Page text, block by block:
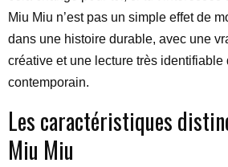
Miu Miu n’est pas un simple effet de
dans une histoire durable, avec une
créative et une lecture très identifiable
contemporain.
Les caractéristiques
Miu Miu